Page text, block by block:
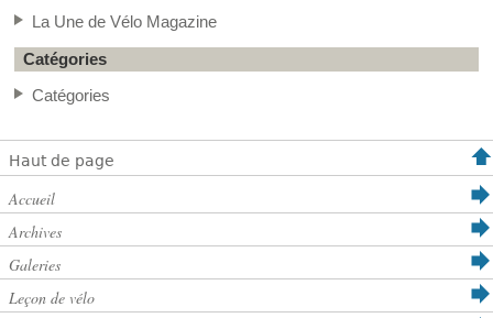
La Une de Vélo Magazine
Catégories
Catégories
Haut de page
Accueil
Archives
Galeries
Leçon de vélo